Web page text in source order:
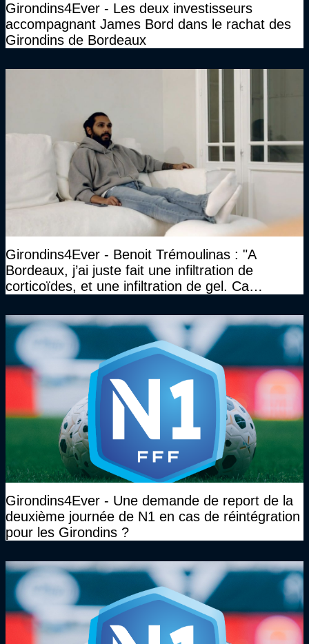
Girondins4Ever - Les deux investisseurs
accompagnant James Bord dans le rachat des
Girondins de Bordeaux
Girondins4Ever - Benoit Trémoulinas : "A
Bordeaux, j’ai juste fait une infiltration de
corticoïdes, et une infiltration de gel. Ca
Girondins4Ever - Une demande de report de la
deuxième journée de N1 en cas de réintégration
pour les Girondins ?